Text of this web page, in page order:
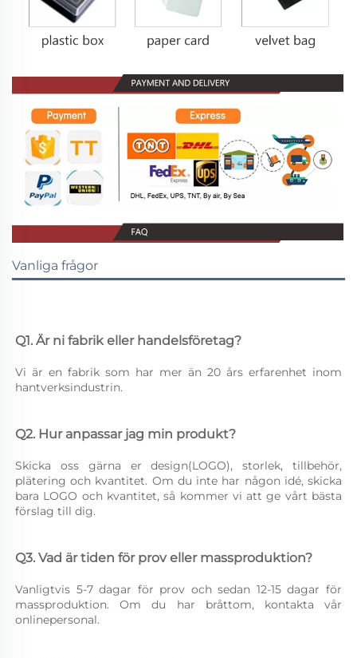
Vanliga frågor
Q1. Är ni fabrik eller handelsföretag?
Vi är en fabrik som har mer än 20 års erfarenhet inom
hantverksindustrin.
Q2. Hur anpassar jag min produkt?
Skicka oss gärna er design(LOGO), storlek, tillbehör,
plätering och kvantitet. Om du inte har någon idé, skicka
bara LOGO och kvantitet, så kommer vi att ge vårt bästa
förslag till dig.
Q3. Vad är tiden för prov eller massproduktion?
Vanligtvis 5-7 dagar för prov och sedan 12-15 dagar för
massproduktion. Om du har bråttom, kontakta vår
onlinepersonal.